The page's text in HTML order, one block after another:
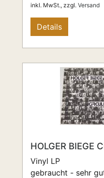
inkl. MwSt., zzgl. Versand
Details
HOLGER BIEGE
Vinyl LP
gebraucht - sehr